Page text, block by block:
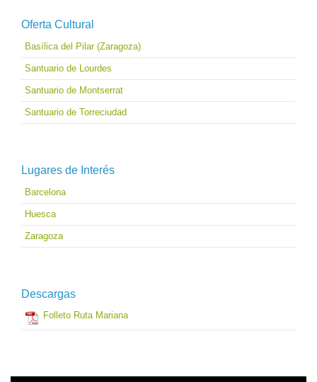
Oferta Cultural
Basílica del Pilar (Zaragoza)
Santuario de Lourdes
Santuario de Montserrat
Santuario de Torreciudad
Lugares de Interés
Barcelona
Huesca
Zaragoza
Descargas
Folleto Ruta Mariana